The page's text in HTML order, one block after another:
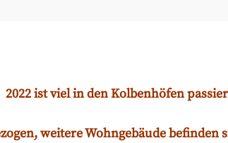
2022 ist viel in den Kolbenhöfen
weitere Wohngebäude